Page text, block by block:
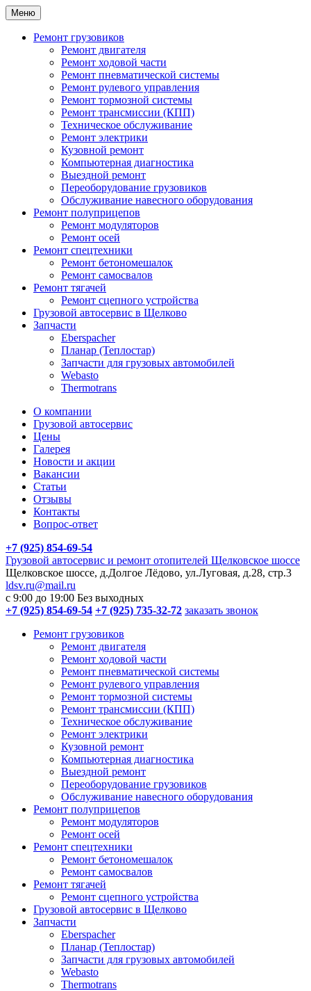
Меню
Ремонт грузовиков
Ремонт двигателя
Ремонт ходовой части
Ремонт пневматической системы
Ремонт рулевого управления
Ремонт тормозной системы
Ремонт трансмиссии (КПП)
Техническое обслуживание
Ремонт электрики
Кузовной ремонт
Компьютерная диагностика
Выездной ремонт
Переоборудование грузовиков
Обслуживание навесного оборудования
Ремонт полуприцепов
Ремонт модуляторов
Ремонт осей
Ремонт спецтехники
Ремонт бетономешалок
Ремонт самосвалов
Ремонт тягачей
Ремонт сцепного устройства
Грузовой автосервис в Щелково
Запчасти
Eberspacher
Планар (Теплостар)
Запчасти для грузовых автомобилей
Webasto
Thermotrans
О компании
Грузовой автосервис
Цены
Галерея
Новости и акции
Вакансии
Статьи
Отзывы
Контакты
Вопрос-ответ
+7 (925) 854-69-54
Грузовой автосервис и ремонт отопителей Щелковское шоссе
Щелковское шоссе, д.Долгое Лёдово, ул.Луговая, д.28, стр.3
ldsv.ru@mail.ru
с 9:00 до 19:00 Без выходных
+7 (925) 854-69-54 +7 (925) 735-32-72 заказать звонок
Ремонт грузовиков
Ремонт двигателя
Ремонт ходовой части
Ремонт пневматической системы
Ремонт рулевого управления
Ремонт тормозной системы
Ремонт трансмиссии (КПП)
Техническое обслуживание
Ремонт электрики
Кузовной ремонт
Компьютерная диагностика
Выездной ремонт
Переоборудование грузовиков
Обслуживание навесного оборудования
Ремонт полуприцепов
Ремонт модуляторов
Ремонт осей
Ремонт спецтехники
Ремонт бетономешалок
Ремонт самосвалов
Ремонт тягачей
Ремонт сцепного устройства
Грузовой автосервис в Щелково
Запчасти
Eberspacher
Планар (Теплостар)
Запчасти для грузовых автомобилей
Webasto
Thermotrans